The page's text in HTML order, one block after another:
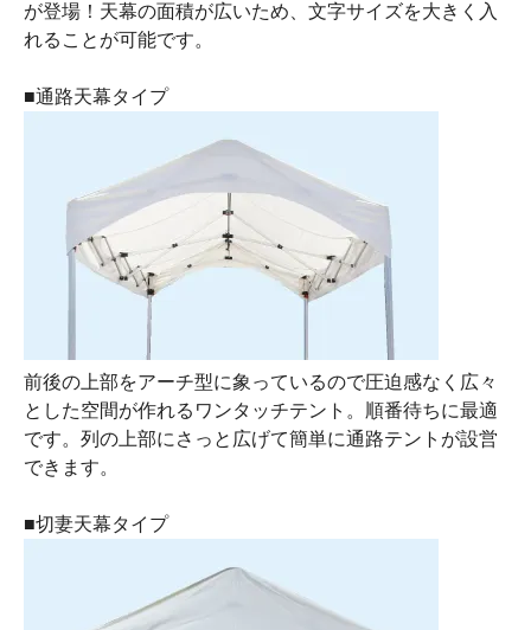
が登場！天幕の面積が広いため、文字サイズを大きく入
れることが可能です。
■通路天幕タイプ
前後の上部をアーチ型に象っているので圧迫感なく広々
とした空間が作れるワンタッチテント。順番待ちに最適
です。列の上部にさっと広げて簡単に通路テントが設営
できます。
■切妻天幕タイプ